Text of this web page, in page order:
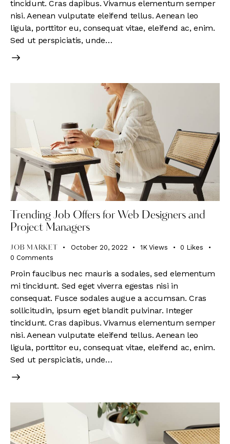
tincidunt. Cras dapibus. Vivamus elementum semper
nisi. Aenean vulputate eleifend tellus. Aenean leo
ligula, porttitor eu, consequat vitae, eleifend ac, enim.
Sed ut perspiciatis, unde…
Trending Job Offers for Web Designers and
Project Managers
JOB MARKET October 20, 2022 1K Views 0 Likes
0 Comments
Proin faucibus nec mauris a sodales, sed elementum
mi tincidunt. Sed eget viverra egestas nisi in
consequat. Fusce sodales augue a accumsan. Cras
sollicitudin, ipsum eget blandit pulvinar. Integer
tincidunt. Cras dapibus. Vivamus elementum semper
nisi. Aenean vulputate eleifend tellus. Aenean leo
ligula, porttitor eu, consequat vitae, eleifend ac, enim.
Sed ut perspiciatis, unde…